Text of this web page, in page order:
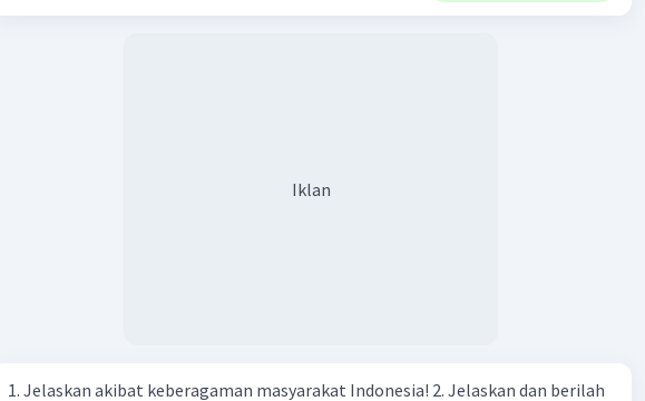
Iklan
1. Jelaskan akibat keberagaman masyarakat Indonesia! 2. Jelaskan dan berilah